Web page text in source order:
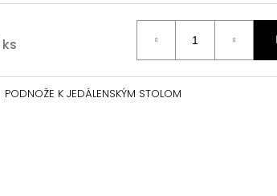
PODNOŽE K JEDÁLENSKÝM STOLOM